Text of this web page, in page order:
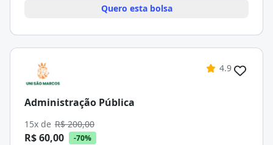
Quero esta bolsa
4.9
Administração Pública
15x de R$ 200,00
R$ 60,00 -70%